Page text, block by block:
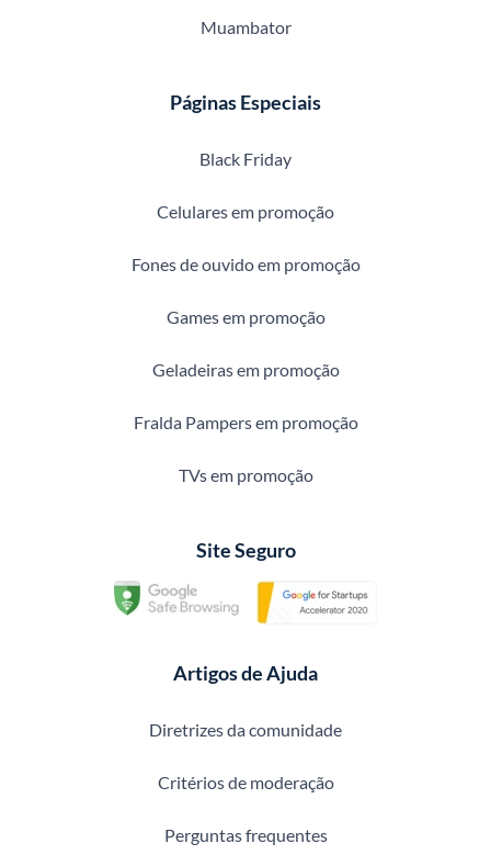
Muambator
Páginas Especiais
Black Friday
Celulares em promoção
Fones de ouvido em promoção
Games em promoção
Geladeiras em promoção
Fralda Pampers em promoção
TVs em promoção
Site Seguro
Artigos de Ajuda
Diretrizes da comunidade
Critérios de moderação
Perguntas frequentes